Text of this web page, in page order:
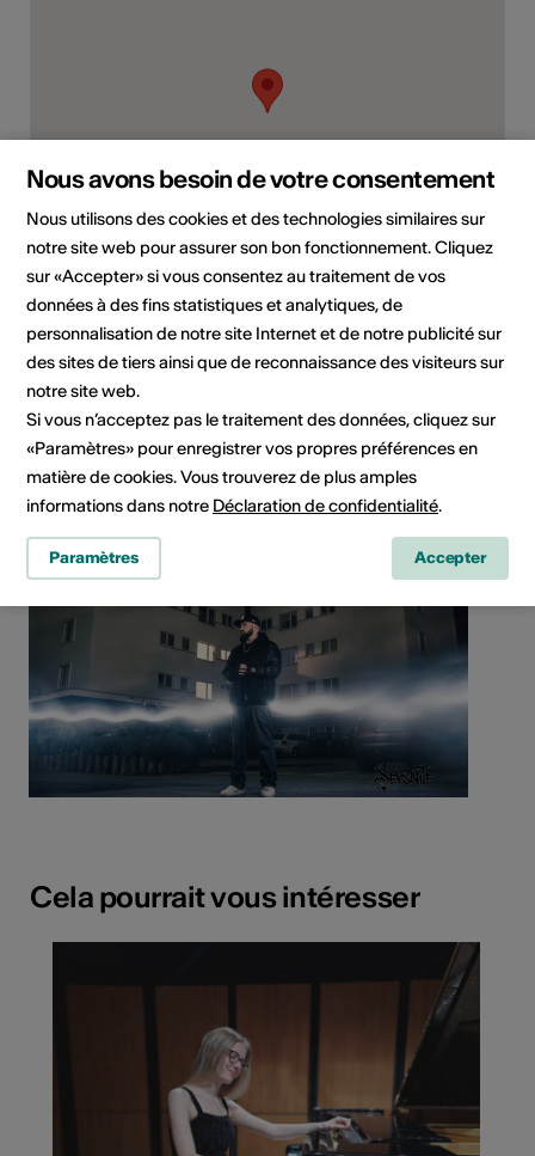
3954 Leukerbad
Planifier un itinéraire
Transports publics
Cela pourrait vous intéresser
Nous avons besoin de votre consentement
Nous utilisons des cookies et des technologies similaires sur
notre site web pour assurer son bon fonctionnement. Cliquez
sur «Accepter» si vous consentez au traitement de vos
données à des fins statistiques et analytiques, de
personnalisation de notre site Internet et de notre publicité sur
des sites de tiers ainsi que de reconnaissance des visiteurs sur
notre site web.
Si vous n’acceptez pas le traitement des données, cliquez sur
«Paramètres» pour enregistrer vos propres préférences en
matière de cookies. Vous trouverez de plus amples
informations dans notre Déclaration de confidentialité.
Paramètres Accepter